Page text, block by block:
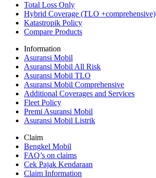
Total Loss Only
Hybrid Coverage (TLO +comprehensive)
Katastropik Policy
Compare Products
Information
Asuransi Mobil
Asuransi Mobil All Risk
Asuransi Mobil TLO
Asuransi Mobil Comprehensive
Additional Coverages and Services
Fleet Policy
Premi Asuransi Mobil
Asuransi Mobil Listrik
Claim
Bengkel Mobil
FAQ’s on claims
Cek Pajak Kendaraan
Claim Information